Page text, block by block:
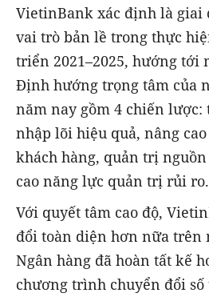
VietinBank xác định là giai
vai trò bản lề trong thực
triển 2021–2025, hướng tới
Định hướng trọng tâm của
năm nay gồm 4 chiến
nhập lõi hiệu quả, nâng
khách hàng, quản trị
cao năng lực quản trị rủi ro.
Với quyết tâm cao độ,
đổi toàn diện hơn nữa trên
Ngân hàng đã hoàn tất kế
chương trình chuyển đổi